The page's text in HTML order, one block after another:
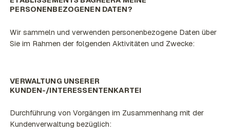
PERSONENBEZOGENEN DATEN?
Wir sammeln und verwenden personenbezogene Daten über
Sie im Rahmen der folgenden Aktivitäten und Zwecke:
VERWALTUNG UNSERER
KUNDEN-/INTERESSENTENKARTEI
Durchführung von Vorgängen im Zusammenhang mit der
Kundenverwaltung bezüglich: